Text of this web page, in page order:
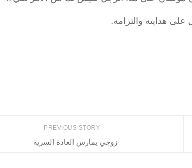
هدايته والتزامه.
PREVIOUS STORY
زوجي يمارس العادة السرية